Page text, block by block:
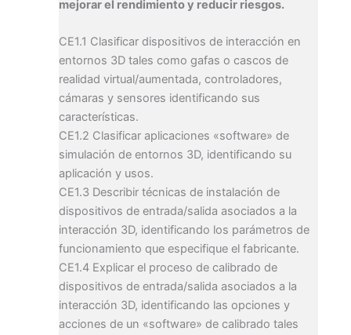
mejorar el rendimiento y reducir riesgos.
CE1.1 Clasificar dispositivos de interacción en
entornos 3D tales como gafas o cascos de
realidad virtual/aumentada, controladores,
cámaras y sensores identificando sus
características.
CE1.2 Clasificar aplicaciones «software» de
simulación de entornos 3D, identificando su
aplicación y usos.
CE1.3 Describir técnicas de instalación de
dispositivos de entrada/salida asociados a la
interacción 3D, identificando los parámetros de
funcionamiento que especifique el fabricante.
CE1.4 Explicar el proceso de calibrado de
dispositivos de entrada/salida asociados a la
interacción 3D, identificando las opciones y
acciones de un «software» de calibrado tales